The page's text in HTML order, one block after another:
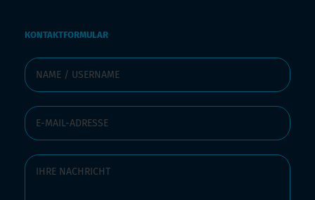
KONTAKTFORMULAR